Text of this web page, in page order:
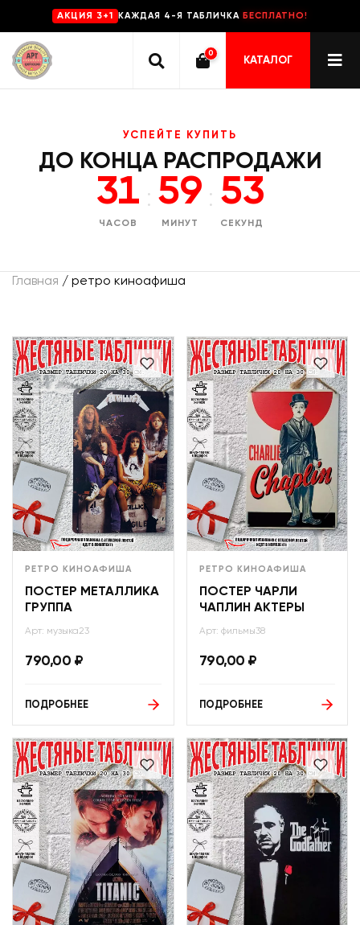
AKЦИЯ 3+1 КАЖДАЯ 4-Я ТАБЛИЧКА БЕСПЛАТНО!
0
КАТАЛОГ
УСПЕЙТЕ КУПИТЬ
ДО КОНЦА РАСПРОДАЖИ
31
ЧАСОВ
: 59
МИНУТ
: 52
СЕКУНД
Главная / ретро киноафиша
РЕТРО КИНОАФИША
ПОСТЕР МЕТАЛЛИКА
ГРУППА
Арт: музыка23
790,00 ₽
ПОДРОБНЕЕ
РЕТРО КИНОАФИША
ПОСТЕР ЧАРЛИ
ЧАПЛИН АКТЕРЫ
Арт: фильмы38
790,00 ₽
ПОДРОБНЕЕ